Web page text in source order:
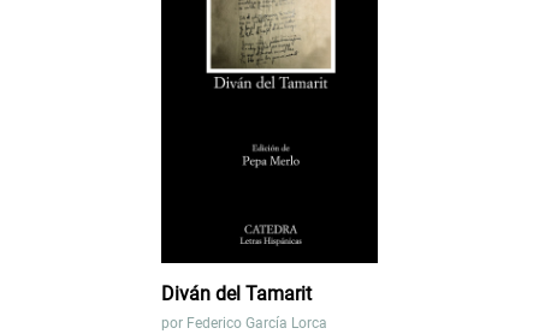
Diván del Tamarit
por Federico García Lorca